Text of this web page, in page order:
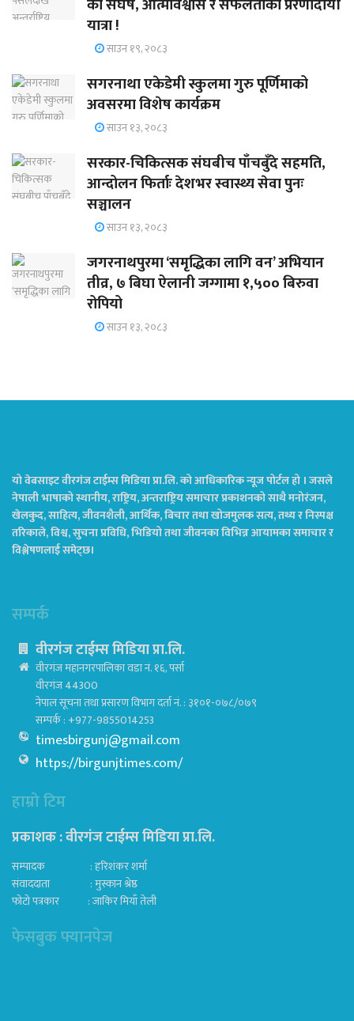
को संघर्ष, आत्मविश्वास र सफलताको प्रेरणादायी
यात्रा !
साउन १९, २०८३
सगरनाथा एकेडेमी स्कुलमा गुरु पूर्णिमाको
अवसरमा विशेष कार्यक्रम
साउन १३, २०८३
सरकार-चिकित्सक संघबीच पाँचबुँदे सहमति,
आन्दोलन फिर्ताः देशभर स्वास्थ्य सेवा पुनः
सञ्चालन
साउन १३, २०८३
जगरनाथपुरमा ‘समृद्धिका लागि वन’ अभियान
तीव्र, ७ बिघा ऐलानी जग्गामा १,५०० बिरुवा
रोपियो
साउन १३, २०८३
यो वेबसाइट वीरगंज टाईम्स मिडिया प्रा.लि. को आधिकारिक न्यूज पोर्टल हो । जसले
नेपाली भाषाको स्थानीय, राष्ट्रिय, अन्तराष्ट्रिय समाचार प्रकाशनको साथै मनोरंजन,
खेलकुद, साहित्य, जीवनशैली, आर्थिक, बिचार तथा खोजमुलक सत्य, तथ्य र निस्पक्ष
तरिकाले, विश्व, सुचना प्रविधि, भिडियो तथा जीवनका विभिन्न आयामका समाचार र
विश्लेषणलाई समेट्छ।
सम्पर्क
वीरगंज टाईम्स मिडिया प्रा.लि.
वीरगंज महानगरपालिका वडा नं. १६, पर्सा
वीरगंज 44300
नेपाल सूचना तथा प्रसारण विभाग दर्ता नं. : ३१०१-०७८/०७९
सम्पर्क : +977-9855014253
timesbirgunj@gmail.com
https://birgunjtimes.com/
हाम्रो टिम
प्रकाशक : वीरगंज टाईम्स मिडिया प्रा‍.लि.
सम्पादक : हरिशंकर शर्मा
संवाददाता : मुस्कान श्रेष्ठ
फोटो पत्रकार : जाकिर मियाँ तेली
फेसबुक फ्यानपेज